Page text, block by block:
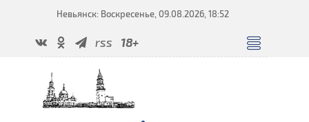
Невьянск: Воскресенье, 09.08.2026, 18:52
rss 18+